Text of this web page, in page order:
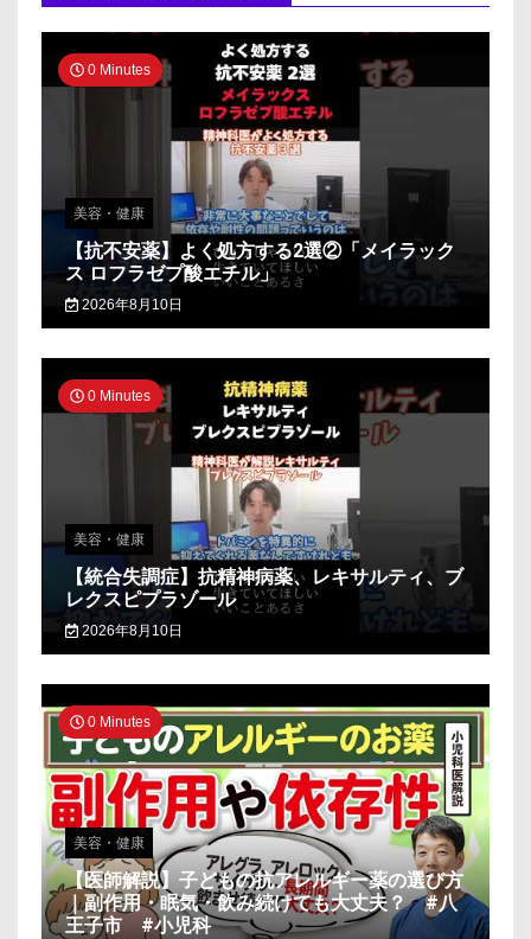
0 Minutes
美容・健康
【抗不安薬】よく処方する2選②「メイラック
ス ロフラゼプ酸エチル」
2026年8月10日
0 Minutes
美容・健康
【統合失調症】抗精神病薬、レキサルティ、ブ
レクスピプラゾール
2026年8月10日
0 Minutes
美容・健康
【医師解説】子どもの抗アレルギー薬の選び方
｜副作用・眠気・飲み続けても大丈夫？ #八
王子市 #小児科